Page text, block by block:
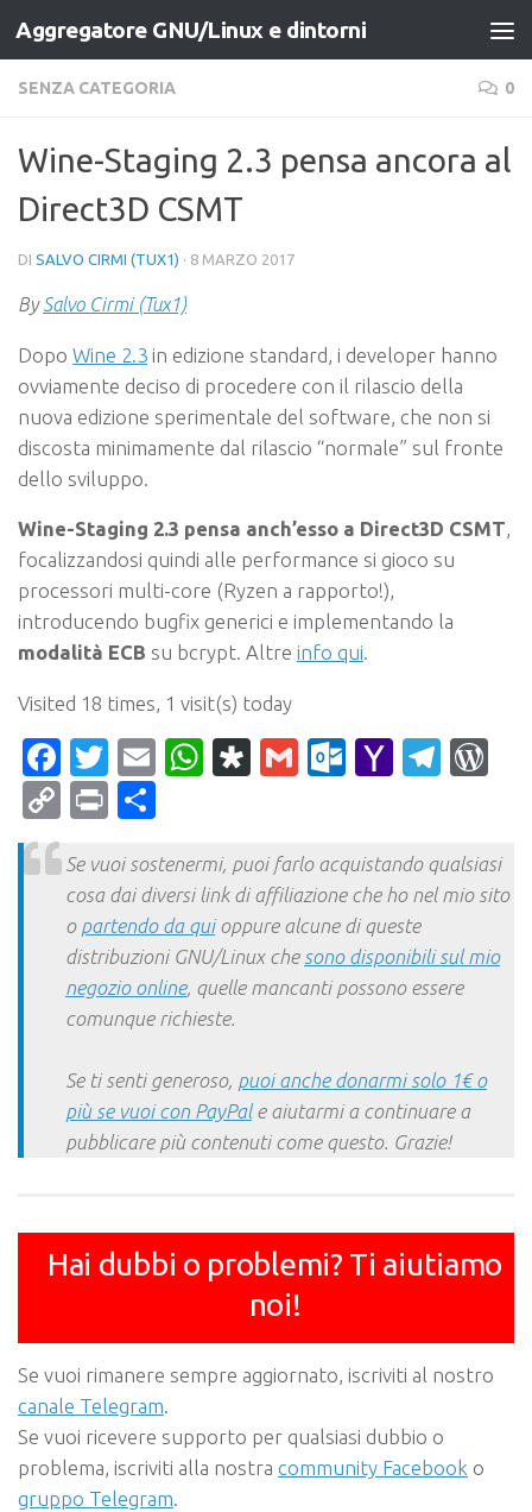
Salta al contenuto
Aggregatore GNU/Linux e dintorni
SENZA CATEGORIA 0
Wine-Staging 2.3 pensa ancora al
Direct3D CSMT
DI SALVO CIRMI (TUX1) · 8 MARZO 2017
BySalvo Cirmi (Tux1)
Dopo Wine 2.3 in edizione standard, i developer hanno
ovviamente deciso di procedere con il rilascio della
nuova edizione sperimentale del software, che non si
discosta minimamente dal rilascio “normale” sul fronte
dello sviluppo.
Wine-Staging 2.3 pensa anch’esso a Direct3D CSMT,
focalizzandosi quindi alle performance si gioco su
processori multi-core (Ryzen a rapporto!),
introducendo bugfix generici e implementando la
modalità ECB su bcrypt. Altre info qui.
Visited 18 times, 1 visit(s) today
Facebook
Twitter
EmailWhatsApp
Diaspora
Gmail Yahoo
CopyPrint
Se vuoi sostenermi, puoi farlo acquistando qualsiasi
cosa dai diversi link di affiliazione che ho nel mio sito
o partendo da quioppure alcune di queste
distribuzioni GNU/Linux che sono disponibili sul mio
negozio online, quelle mancanti possono essere
comunque richieste.
Se ti senti generoso, puoi anche donarmi solo 1€ o
più se vuoi con PayPale aiutarmi a continuare a
pubblicare più contenuti come questo. Grazie!
Hai dubbi o problemi? Ti aiutiamo
noi!
Se vuoi rimanere sempre aggiornato, iscriviti al nostro
canale Telegram.
Se vuoi ricevere supporto per qualsiasi dubbio o
problema, iscriviti alla nostra community Facebook o
gruppo Telegram.